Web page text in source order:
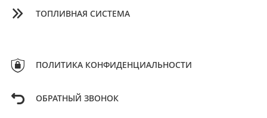
ТОПЛИВНАЯ СИСТЕМА
ПОЛИТИКА КОНФИДЕНЦИАЛЬНОСТИ
ОБРАТНЫЙ ЗВОНОК